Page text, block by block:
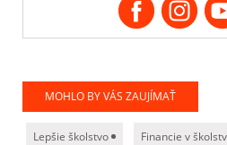
MOHLO BY VÁS ZAUJÍMAŤ
Lepšie školstvo Financie v